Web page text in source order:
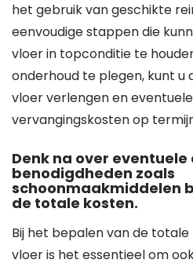
het gebruik van geschikte
eenvoudige stappen die
vloer in topconditie te
onderhoud te plegen, kunt u
vloer verlengen en
vervangingskosten op
Denk na over
benodigdheden zoals
schoonmaakmiddelen
de totale kosten.
Bij het bepalen van de totale
vloer is het essentieel om